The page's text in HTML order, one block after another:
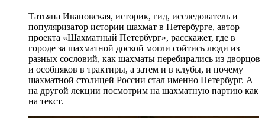
Татьяна Ивановская, историк, гид, исследователь и
популяризатор истории шахмат в Петербурге, автор
проекта «Шахматный Петербург», расскажет, где в
городе за шахматной доской могли сойтись люди из
разных сословий, как шахматы перебирались из дворцов
и особняков в трактиры, а затем и в клубы, и почему
шахматной столицей России стал именно Петербург. А
на другой лекции посмотрим на шахматную партию как
на текст.